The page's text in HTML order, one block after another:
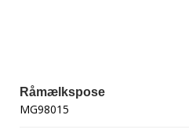
Råmælkspose
MG98015